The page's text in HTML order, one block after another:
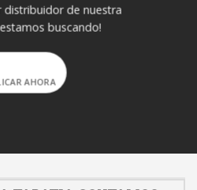
distribuidor de nuestra
buscando!
AHORA